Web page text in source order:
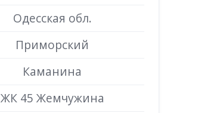
Одесская обл.
Приморский
Каманина
ЖК 45 Жемчужина